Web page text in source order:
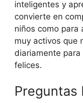
inteligentes y
convierte en
niños como para
muy activos que
diariamente
felices.
Preguntas